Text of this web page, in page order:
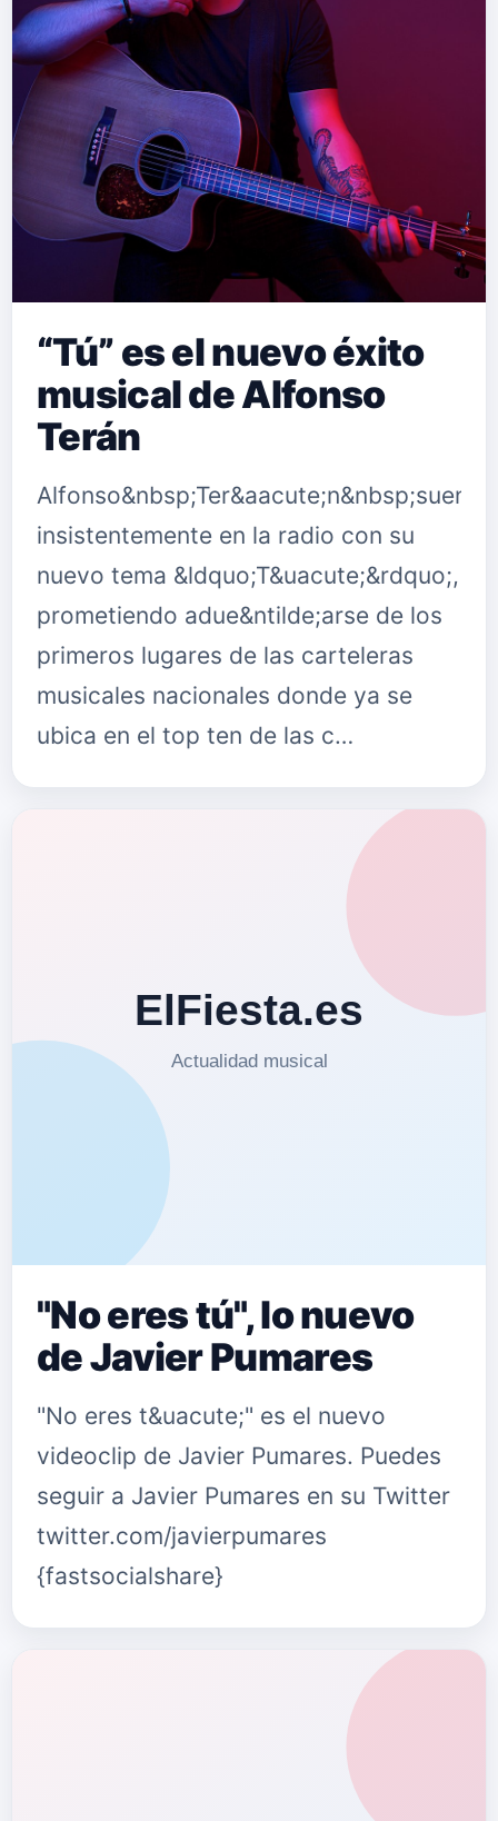
“Tú” es el nuevo éxito
musical de Alfonso
Terán
Alfonso&nbsp;Ter&aacute;n&nbsp;suena
insistentemente en la radio con su
nuevo tema &ldquo;T&uacute;&rdquo;,
prometiendo adue&ntilde;arse de los
primeros lugares de las carteleras
musicales nacionales donde ya se
ubica en el top ten de las c…
"No eres tú", lo nuevo
de Javier Pumares
"No eres t&uacute;" es el nuevo
videoclip de Javier Pumares. Puedes
seguir a Javier Pumares en su Twitter
twitter.com/javierpumares
{fastsocialshare}